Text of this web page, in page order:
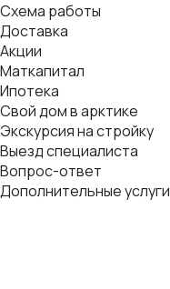
Схема работы
Доставка
Акции
Маткапитал
Ипотека
Свой дом в арктике
Экскурсия на стройку
Выезд специалиста
Вопрос-ответ
Дополнительные услуги